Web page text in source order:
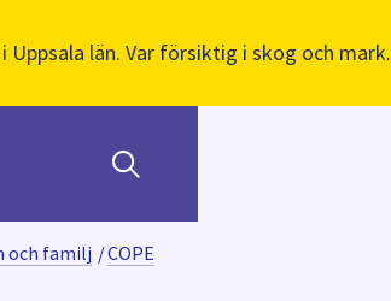
län. Var försiktig i skog och mark.
och familj /COPE